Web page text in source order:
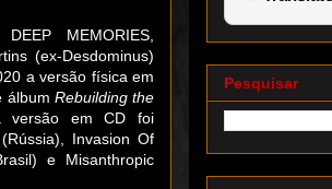
MEMORIES,
(ex-Desdominus)
a versão física em
álbum Rebuilding the
versão em CD foi
Invasion Of
e Misanthropic
Pesquisar